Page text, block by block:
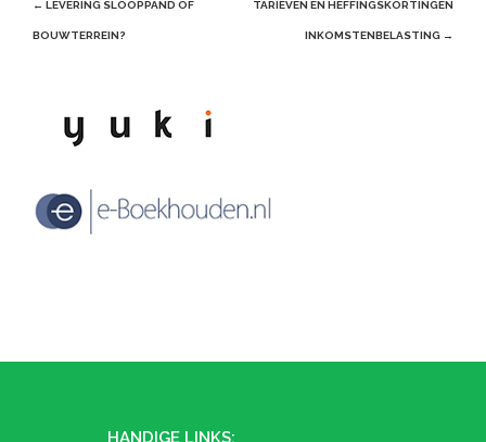
Post
navigation
← LEVERING SLOOPPAND OF
BOUWTERREIN?
TARIEVEN EN HEFFINGSKORTINGEN
INKOMSTENBELASTING →
HANDIGE LINKS: